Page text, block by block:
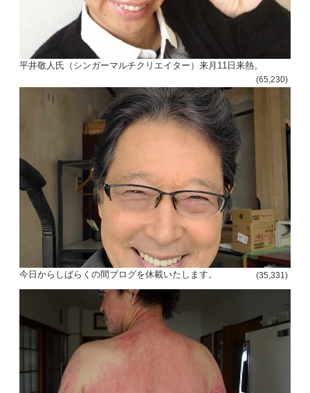
平井敬人氏（シンガーマルチクリエイター）来月11日来熱。
(65,230)
今日からしばらくの間ブログを休載いたします。 (35,331)